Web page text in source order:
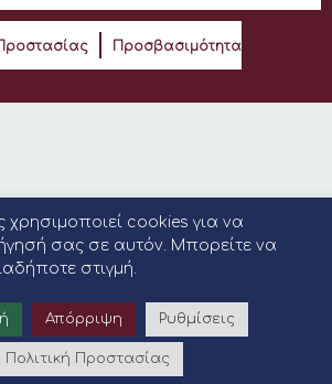
Προσβασιμότητα
χρησιμοποιεί cookies για να
σας σε αυτόν. Μπορείτε να
στιγμή.
Απόρριψη Ρυθμίσεις
Πολιτική Προστασίας